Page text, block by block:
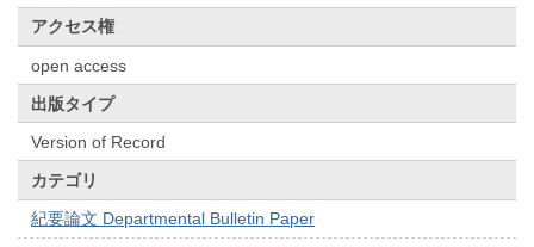
アクセス権
open access
出版タイプ
Version of Record
カテゴリ
紀要論文 Departmental Bulletin Paper